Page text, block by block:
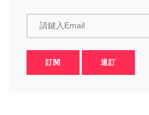
請鍵入Email
訂閱 退訂